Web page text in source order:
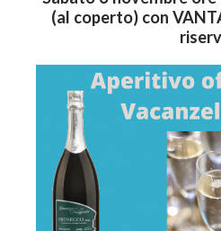
(al coperto) con